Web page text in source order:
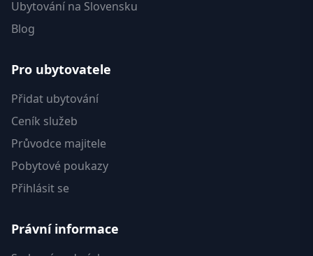
Ubytování na Slovensku
Blog
Pro ubytovatele
Přidat ubytování
Ceník služeb
Průvodce majitele
Pobytové poukazy
Přihlásit se
Právní informace